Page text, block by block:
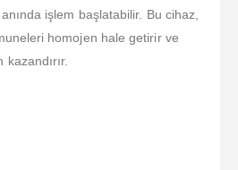
işlem başlatabilir. Bu cihaz,
homojen hale getirir ve